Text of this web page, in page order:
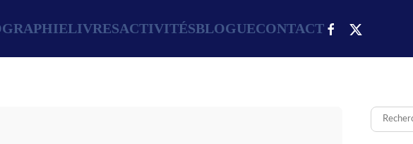
LIVRESACTIVITÉSBLOGUECONTACT